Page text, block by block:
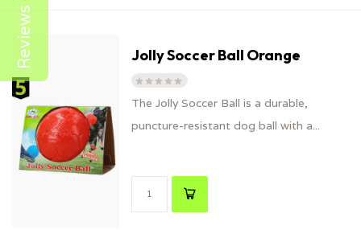
Jolly Soccer Ball Orange
The Jolly Soccer Ball is a durable,
puncture-resistant dog ball with a...
Reviews